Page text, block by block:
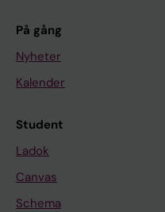
På gång
Nyheter
Kalender
Student
Ladok
Canvas
Schema